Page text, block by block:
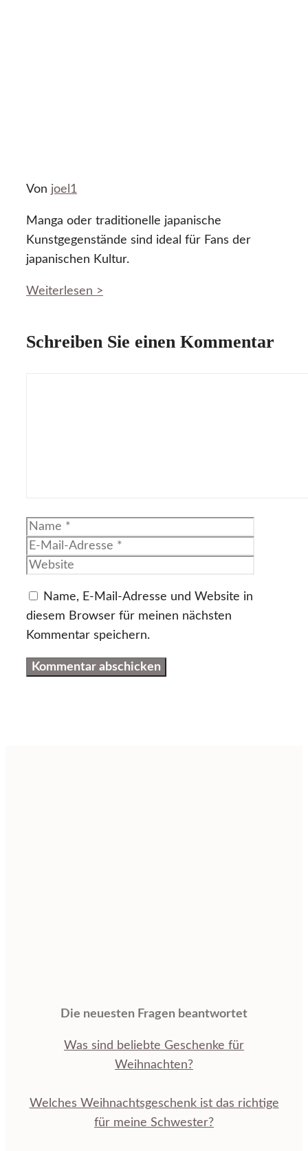
Von joel1
Manga oder traditionelle japanische
Kunstgegenstände sind ideal für Fans der
japanischen Kultur.
Weiterlesen >
Schreiben Sie einen Kommentar
Name
Name, E-Mail-Adresse und Website in
diesem Browser für meinen nächsten
Kommentar speichern.
Die neuesten Fragen beantwortet
Was sind beliebte Geschenke für
Weihnachten?
Welches Weihnachtsgeschenk ist das richtige
für meine Schwester?